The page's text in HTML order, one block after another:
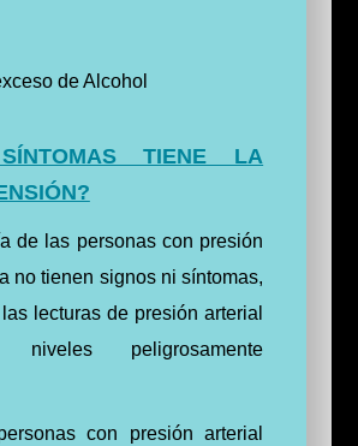
de Alcohol
TIENE LA
de las personas con presión
no tienen signos ni síntomas,
lecturas de presión arterial
niveles peligrosamente
con presión arterial